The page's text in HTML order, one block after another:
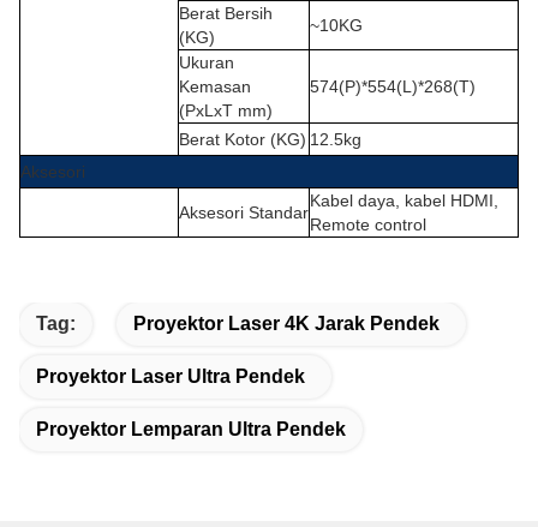
Berat Bersih
(KG)
~10KG
Ukuran
Kemasan
(PxLxT mm)
574(P)*554(L)*268(T)
Berat Kotor (KG) 12.5kg
Aksesori
Aksesori Standar
Kabel daya, kabel HDMI,
Remote control
Tag: Proyektor Laser 4K Jarak Pendek
Proyektor Laser Ultra Pendek
Proyektor Lemparan Ultra Pendek